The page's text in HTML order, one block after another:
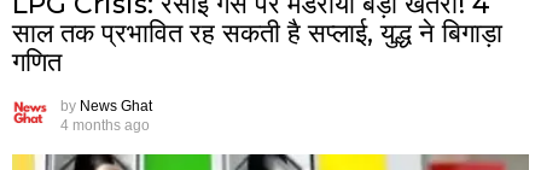
साल तक प्रभावित रह सकती है सप्लाई, युद्ध ने बिगाड़ा
गणित
by News Ghat
4 months ago